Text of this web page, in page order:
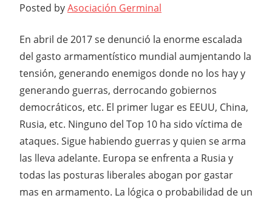
Posted byAsociación Germinal
En abril de 2017 se denunció la enorme escalada
del gasto armamentístico mundial aumjentando la
tensión, generando enemigos donde no los hay y
generando guerras, derrocando gobiernos
democráticos, etc. El primer lugar es EEUU, China,
Rusia, etc. Ninguno del Top 10 ha sido víctima de
ataques. Sigue habiendo guerras y quien se arma
las lleva adelante. Europa se enfrenta a Rusia y
todas las posturas liberales abogan por gastar
mas en armamento. La lógica o probabilidad de un